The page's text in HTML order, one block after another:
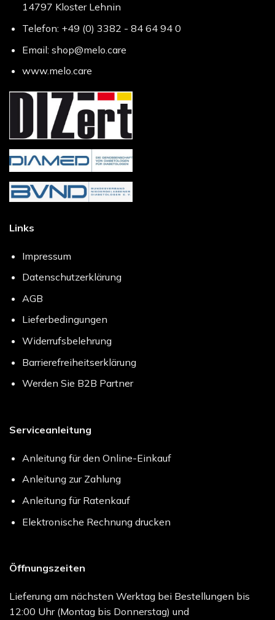
14797 Kloster Lehnin
Telefon: +49 (0) 3382 - 84 64 94 0
Email: shop@melo.care
www.melo.care
Links
Impressum
Datenschutzerklärung
AGB
Lieferbedingungen
Widerrufsbelehrung
Barrierefreiheitserklärung
Werden Sie B2B Partner
Serviceanleitung
Anleitung für den Online-Einkauf
Anleitung zur Zahlung
Anleitung für Ratenkauf
Elektronische Rechnung drucken
Öffnungszeiten
Lieferung am nächsten Werktag bei Bestellungen bis
12:00 Uhr (Montag bis Donnerstag) und